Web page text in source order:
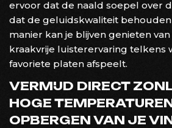
ervoor dat de naald soepel over
dat de geluidskwaliteit behouden
manier kan je blijven genieten
kraakvrije luisterervaring telkens
favoriete platen afspeelt.
VERMIJD DIRECT
HOGE
OPBERGEN VAN JE